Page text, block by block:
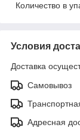
Количество в
Условия
Доставка
Самовывоз
Адресная